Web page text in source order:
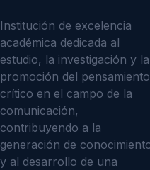
Institución de excelencia
académica dedicada al
estudio, la investigación y la
promoción del pensamiento
crítico en el campo de la
comunicación,
contribuyendo a la
generación de
y al desarrollo de una